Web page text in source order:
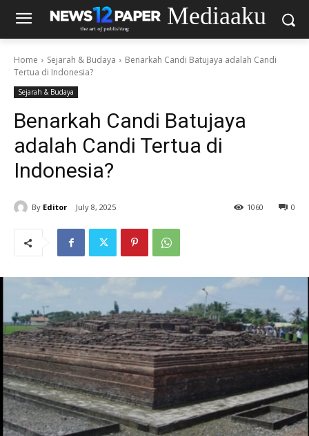
Mediaaku
Home Sejarah & Budaya
Benarkah Candi Batujaya adalah Candi
Tertua di Indonesia?
Sejarah & Budaya
Benarkah Candi Batujaya
adalah Candi Tertua di
Indonesia?
By Editor July 8, 2025 0
1060